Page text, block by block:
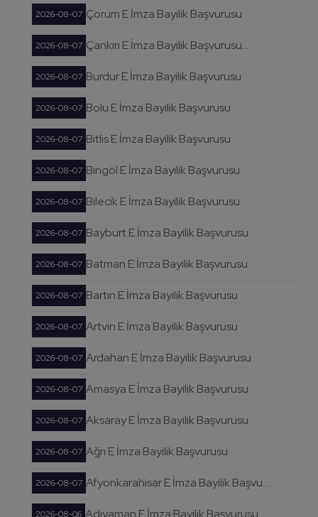
2026-08-07 Çorum E İmza Bayilik Başvurusu
2026-08-07 Çankırı E İmza Bayilik Başvurusu...
2026-08-07 Burdur E İmza Bayilik Başvurusu
2026-08-07 Bolu E İmza Bayilik Başvurusu
2026-08-07 Bitlis E İmza Bayilik Başvurusu
2026-08-07 Bingöl E İmza Bayilik Başvurusu
2026-08-07 Bilecik E İmza Bayilik Başvurusu
2026-08-07 Bayburt E İmza Bayilik Başvurusu
2026-08-07 Batman E İmza Bayilik Başvurusu
2026-08-07 Bartın E İmza Bayilik Başvurusu
2026-08-07 Artvin E İmza Bayilik Başvurusu
2026-08-07 Ardahan E İmza Bayilik Başvurusu
2026-08-07 Amasya E İmza Bayilik Başvurusu
2026-08-07 Aksaray E İmza Bayilik Başvurusu
2026-08-07 Ağrı E İmza Bayilik Başvurusu
2026-08-07 Afyonkarahisar E İmza Bayilik Başvu...
2026-08-06 Adıyaman E İmza Bayilik Başvurusu...